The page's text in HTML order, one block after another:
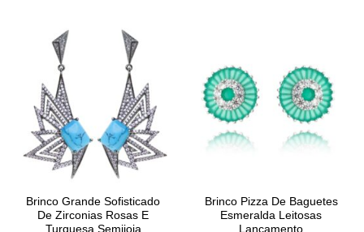
Brinco Grande Sofisticado
De Zirconias Rosas E
Turquesa Semijoia
Brinco Pizza De Baguetes
Esmeralda Leitosas
Lançamento